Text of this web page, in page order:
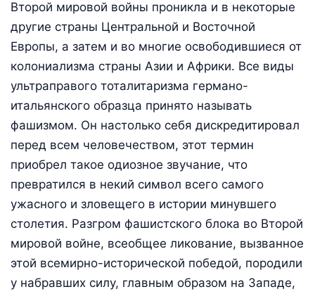
Второй мировой войны проникла и в некоторые
другие страны Центральной и Восточной
Европы, а затем и во многие освободившиеся от
колониализма страны Азии и Африки. Все виды
ультраправого тоталитаризма германо-
итальянского образца принято называть
фашизмом. Он настолько себя дискредитировал
перед всем человечеством, этот термин
приобрел такое одиозное звучание, что
превратился в некий символ всего самого
ужасного и зловещего в истории минувшего
столетия. Разгром фашистского блока во Второй
мировой войне, всеобщее ликование, вызванное
этой всемирно-исторической победой, породили
у набравших силу, главным образом на Западе,